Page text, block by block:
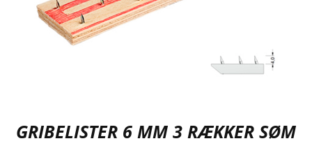
GRIBELISTER 6 MM 3 RÆKKER SØM